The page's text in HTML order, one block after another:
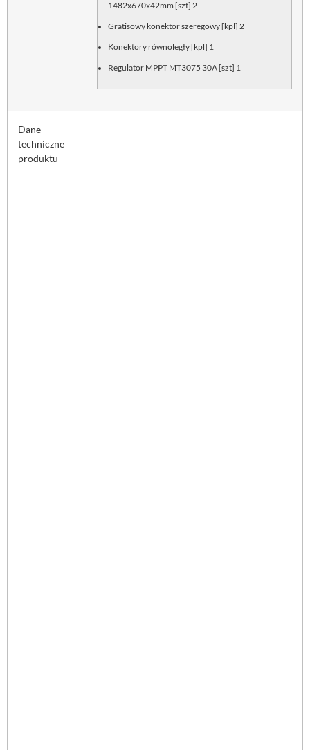
1482x670x42mm [szt] 2
Gratisowy konektor szeregowy [kpl] 2
Konektory równoległy [kpl] 1
Regulator MPPT MT3075 30A [szt] 1
Dane
techniczne
produktu